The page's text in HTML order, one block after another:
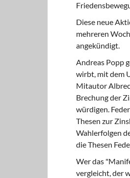
Diese neue
mehreren
angekündigt.
Andreas Popp
wirbt, mit dem
Mitautor
Brechung der
würdigen.
Thesen zur
Wahlerfolgen
die Thesen
Wer das
vergleicht, der